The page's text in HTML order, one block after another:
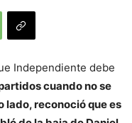
Independiente debe
cuando no se
lado, reconoció que es